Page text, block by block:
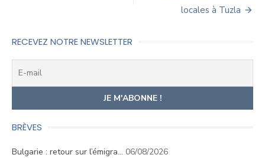
locales à Tuzla
RECEVEZ NOTRE NEWSLETTER
BRÈVES
Bulgarie : retour sur l’émigra… 06/08/2026